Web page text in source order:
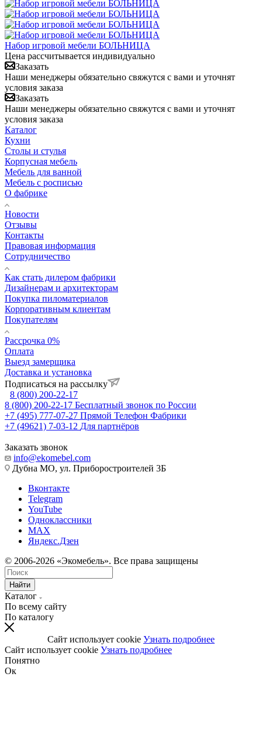
Набор игровой мебели БОЛЬНИЦА
Цена рассчитывается индивидуально
Заказать
Наши менеджеры обязательно свяжутся с вами и уточнят
условия заказа
Заказать
Наши менеджеры обязательно свяжутся с вами и уточнят
условия заказа
Каталог
Кухни
Столы и стулья
Корпусная мебель
Мебель для ванной
Мебель с росписью
О фабрике
Новости
Отзывы
Контакты
Правовая информация
Сотрудничество
Как стать дилером фабрики
Дизайнерам и архитекторам
Покупка пиломатериалов
Корпоративным клиентам
Покупателям
Рассрочка 0%
Оплата
Выезд замерщика
Доставка и установка
Подписаться на рассылку
8 (800) 200-22-17
8 (800) 200-22-17 Бесплатный звонок по России
+7 (495) 777-07-27 Прямой Телефон Фабрики
+7 (49621) 7-03-12 Для партнёров
Заказать звонок
info@ekomebel.com
Дубна МО, ул. Приборостроителей 3Б
Вконтакте
Telegram
YouTube
Одноклассники
MAX
Яндекс.Дзен
© 2006-2026 «Экомебель». Все права защищены
Найти
Каталог
По всему сайту
По каталогу
Сайт использует cookie Узнать подробнее
Сайт использует cookie Узнать подробнее
Понятно
Ок